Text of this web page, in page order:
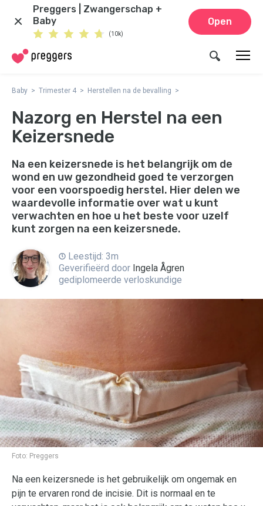
Preggers | Zwangerschap +
Baby
(10k)
Open
Baby Trimester 4 Herstellen na de bevalling
Nazorg en Herstel na een
Keizersnede
Na een keizersnede is het belangrijk om de
wond en uw gezondheid goed te verzorgen
voor een voorspoedig herstel. Hier delen we
waardevolle informatie over wat u kunt
verwachten en hoe u het beste voor uzelf
kunt zorgen na een keizersnede.
Leestijd: 3m
Geverifieërd door Ingela Ågren
gediplomeerde verloskundige
Foto: Preggers
Na een keizersnede is het gebruikelijk om ongemak en
pijn te ervaren rond de incisie. Dit is normaal en te